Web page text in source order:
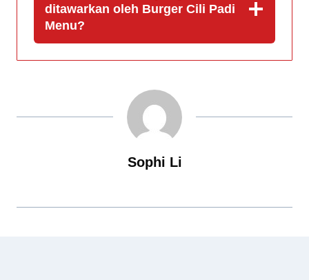
ditawarkan oleh Burger Cili Padi
Menu?
Sophi Li